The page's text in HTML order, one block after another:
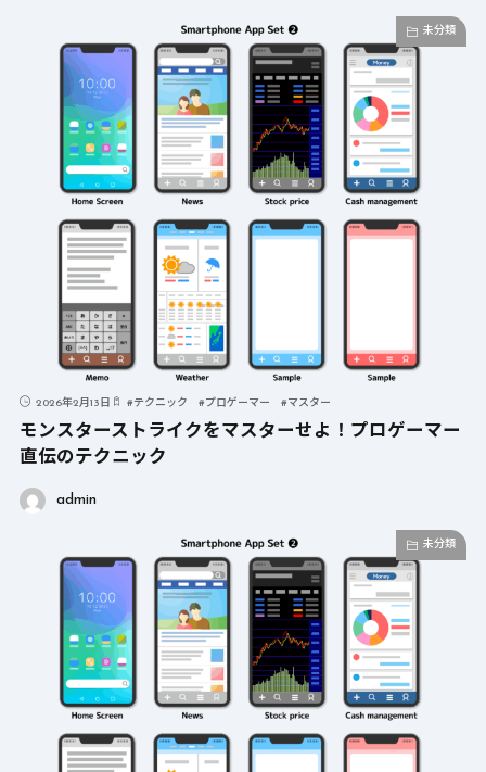
未分類
2026年2月13日 #テクニック #プロゲーマー #マスター
モンスターストライクをマスターせよ！プロゲーマー
直伝のテクニック
admin
未分類